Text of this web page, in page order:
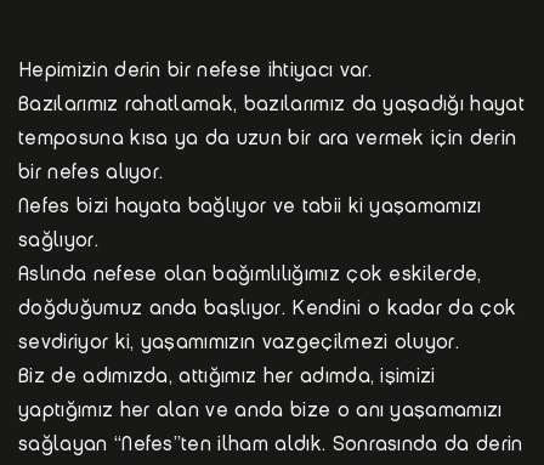
Hepimizin derin bir nefese ihtiyacı var.
Bazılarımız rahatlamak, bazılarımız da yaşadığı hayat
temposuna kısa ya da uzun bir ara vermek için derin
bir nefes alıyor.
Nefes bizi hayata bağlıyor ve tabii ki yaşamamızı
sağlıyor.
Aslında nefese olan bağımlılığımız çok eskilerde,
doğduğumuz anda başlıyor. Kendini o kadar da çok
sevdiriyor ki, yaşamımızın vazgeçilmezi oluyor.
Biz de adımızda, attığımız her adımda, işimizi
yaptığımız her alan ve anda bize o anı yaşamamızı
sağlayan “Nefes”ten ilham aldık. Sonrasında da derin